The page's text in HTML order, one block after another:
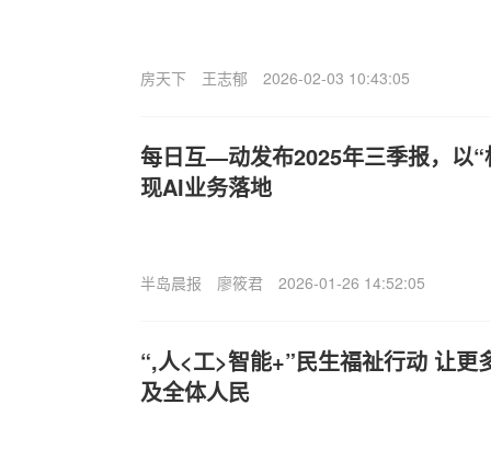
房天下 王志郁 2026-02-03 10:43:05
每日互—动发布2025年三季报，以
现AI业务落地
半岛晨报 廖筱君 2026-01-26 14:52:05
“,人<工>智能+”民生福祉行动 让更
及全体人民